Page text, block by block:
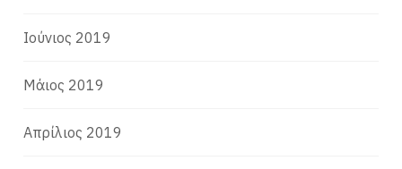
Ιούνιος 2019
Μάιος 2019
Απρίλιος 2019